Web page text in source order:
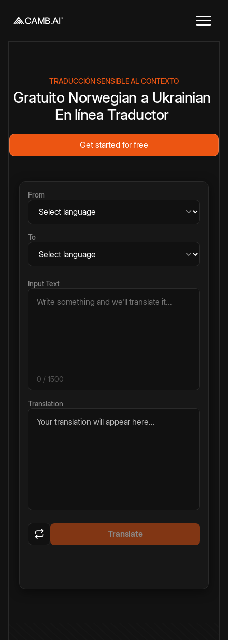
TRADUCCIÓN SENSIBLE AL CONTEXTO
Gratuito Norwegian a Ukrainian
En línea Traductor
Get started for free
From
To
Input Text
0 / 1500
Translation
Your translation will appear here...
Translate